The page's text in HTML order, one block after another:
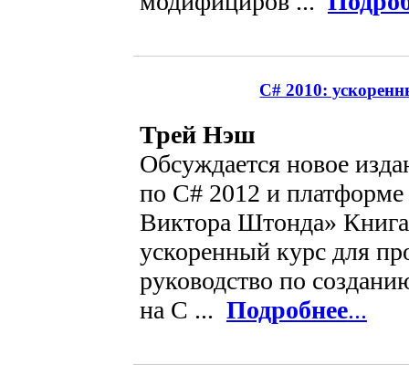
C# 2010:
Трей Нэш
Обсуждается новое
по C# 2012 и
Виктора Штонда»
ускоренный курс для
руководство по
на C ... Подробнее...